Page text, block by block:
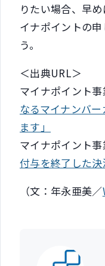
りたい場合、早
イナポイントの
う。
＜出典URL＞
マイナポイント事
なるマイナンバ
ます」
マイナポイント事
付与を終了した決
（文：年永亜美／